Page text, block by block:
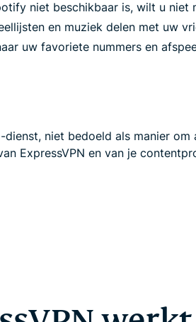
niet beschikbaar is, wilt u niet
en muziek delen met uw
uw favoriete nummers en
dienst, niet bedoeld als manier
ExpressVPN en van je